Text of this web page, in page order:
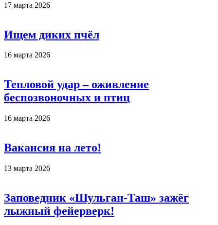
17 марта 2026
Ищем диких пчёл
16 марта 2026
Тепловой удар – оживление
беспозвоночных и птиц
16 марта 2026
Вакансия на лето!
13 марта 2026
Заповедник «Шульган-Таш» зажёг
лыжный фейерверк!